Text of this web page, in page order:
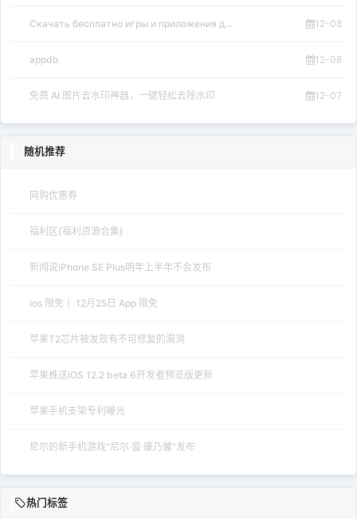
Скачать бесплатно игры и приложения д... 12-08
appdb 12-08
免费 AI 图片去水印神器，一键轻松去除水印 12-07
随机推荐
网购优惠券
福利区(福利资源合集)
新闻说iPhone SE Plus明年上半年不会发布
ios 限免丨 12月25日 App 限免
苹果T2芯片被发现有不可修复的漏洞
苹果推送iOS 12.2 beta 6开发者预览版更新
苹果手机支架专利曝光
尼尔的新手机游戏“尼尔·雷·康乃馨”发布
热门标签